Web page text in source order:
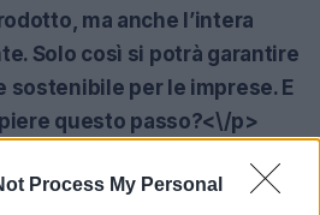
Process My Personal
ma anche l’intera
Solo così si potrà garantire
sostenibile per le imprese. E
questo passo?<\/p>